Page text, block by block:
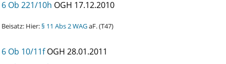
6 Ob 221/10h OGH 17.12.2010
Beisatz: Hier:§ 11 Abs 2 WAGaF. (T47)
6 Ob 10/11f OGH 28.01.2011